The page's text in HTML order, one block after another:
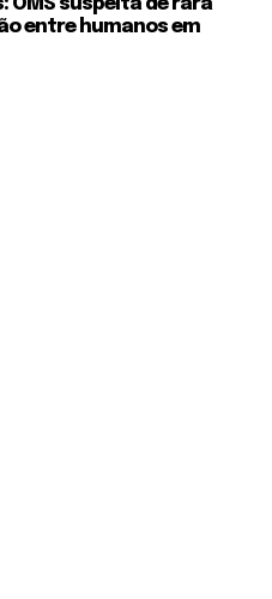
OMS suspeita de rara
entre humanos em